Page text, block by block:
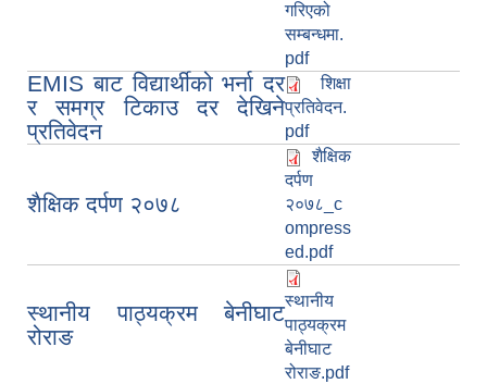
गरिएको
सम्बन्धमा.
pdf
EMIS बाट विद्यार्थीको भर्ना दर
र समग्र टिकाउ दर देखिने
प्रतिवेदन
शिक्षा
प्रतिवेदन.
pdf
शैक्षिक दर्पण २०७८
शैक्षिक
दर्पण
२०७८_c
ompress
ed.pdf
स्थानीय पाठ्यक्रम बेनीघाट
रोराङ
स्थानीय
पाठ्यक्रम
बेनीघाट
रोराङ.pdf